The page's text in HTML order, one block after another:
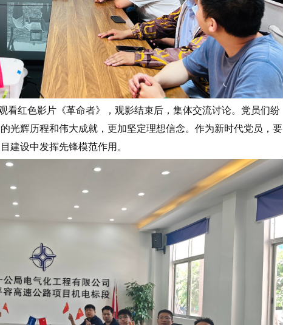
红色影片《革命者》，观影结束后，集体交流讨论。党员们纷
光辉历程和伟大成就，更加坚定理想信念。作为新时代党员，要
建设中发挥先锋模范作用。